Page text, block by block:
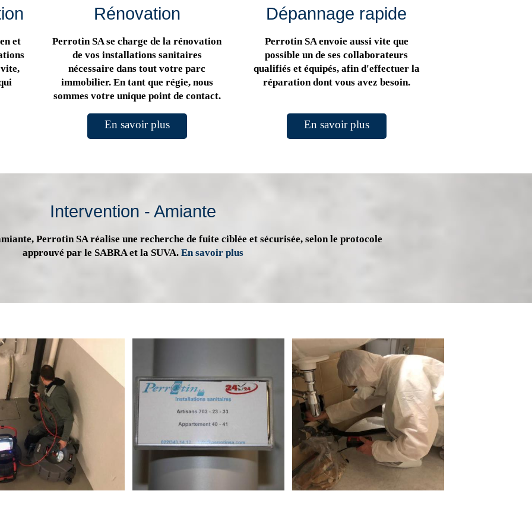
et
Rénovation
Perrotin SA se charge de la rénovation
de vos installations sanitaires
nécessaire dans tout votre parc
immobilier. En tant que régie, nous
sommes votre unique point de contact.
En savoir plus
Dépannage rapide
Perrotin SA envoie aussi vite que
possible un de ses collaborateurs
qualifiés et équipés, afin d'effectuer la
réparation dont vous avez besoin.
En savoir plus
Intervention - Amiante
Perrotin SA réalise une recherche de fuite ciblée et sécurisée, selon le protocole
approuvé par le SABRA et la SUVA. En savoir plus